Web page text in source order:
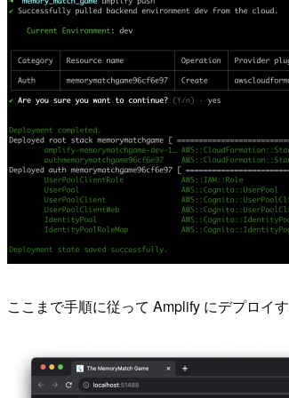
ここまで手順に従って Amplify にデプロイ